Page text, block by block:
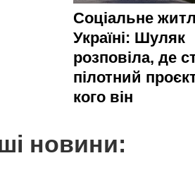
Соціальне
Україні: Шуляк
розповіла, де
пілотний
кого він
новини: